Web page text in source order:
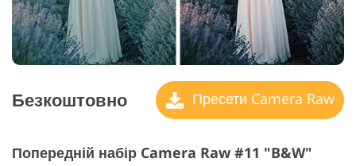
Безкоштовно Пресети Camera Raw
Попередній набір Camera Raw #11 "B&W"